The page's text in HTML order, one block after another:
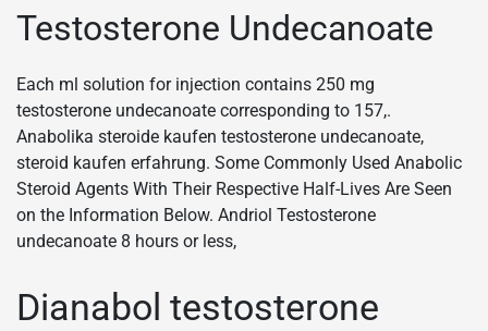
Testosterone Undecanoate
Each ml solution for injection contains 250 mg
testosterone undecanoate corresponding to 157,.
Anabolika steroide kaufen testosterone undecanoate,
steroid kaufen erfahrung. Some Commonly Used Anabolic
Steroid Agents With Their Respective Half-Lives Are Seen
on the Information Below. Andriol Testosterone
undecanoate 8 hours or less,
Dianabol testosterone